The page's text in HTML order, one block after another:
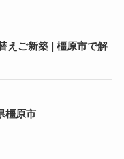
えご新築 | 橿原市で解
橿原市